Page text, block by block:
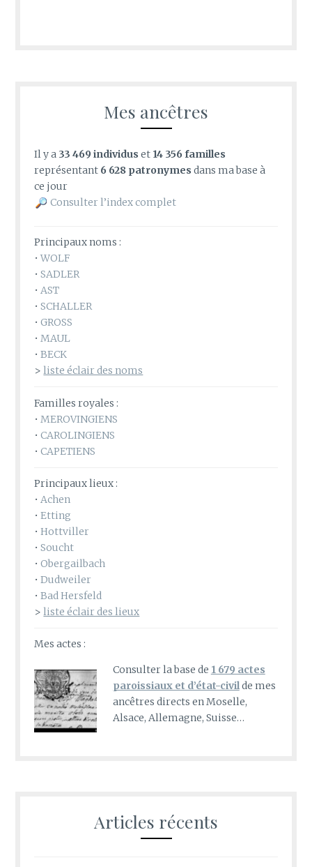
Mes ancêtres
Il y a 33 469 individus et 14 356 familles
représentant 6 628 patronymes dans ma base à
ce jour
Consulter l’index complet
Principaux noms :
•WOLF
•SADLER
•AST
•SCHALLER
•GROSS
•MAUL
•BECK
>liste éclair des noms
Familles royales :
• MEROVINGIENS
•CAROLINGIENS
•CAPETIENS
Principaux lieux :
•Achen
•Etting
•Hottviller
•Soucht
•Obergailbach
•Dudweiler
•Bad Hersfeld
>liste éclair des lieux
Mes actes :
Consulter la base de 1 679 actes
paroissiaux et d’état-civilde mes
ancêtres directs en Moselle,
Alsace, Allemagne, Suisse…
Articles récents